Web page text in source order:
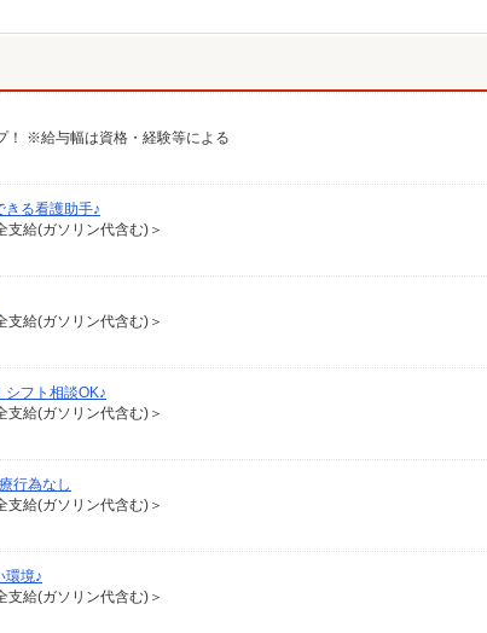
！ ※給与幅は資格・経験等による
る看護助手♪
給(ガソリン代含む)＞
給(ガソリン代含む)＞
フト相談OK♪
給(ガソリン代含む)＞
行為なし
給(ガソリン代含む)＞
境♪
給(ガソリン代含む)＞